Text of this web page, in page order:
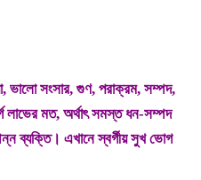
ভালো সংসার, গুণ, পরাক্রম, সম্পদ,
লাভের মত, অর্থাৎ সমস্ত ধন-সম্পদ
ব্যক্তি। এখানে স্বর্গীয় সুখ ভোগ